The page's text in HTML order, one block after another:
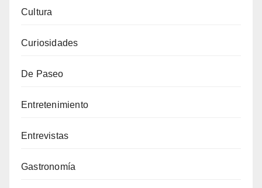
Cultura
Curiosidades
De Paseo
Entretenimiento
Entrevistas
Gastronomía